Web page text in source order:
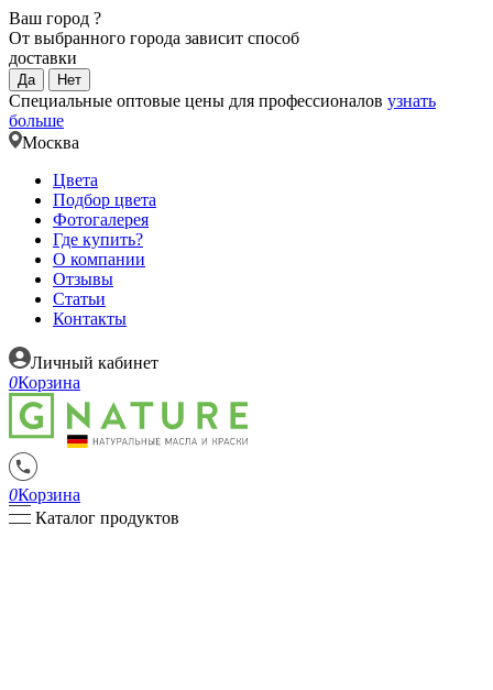
Ваш город ?
От выбранного города зависит способ
доставки
Да Нет
Специальные оптовые цены для профессионалов узнать
больше
Москва
Цвета
Подбор цвета
Фотогалерея
Где купить?
О компании
Отзывы
Статьи
Контакты
Личный кабинет
0Корзина
0Корзина
Каталог продуктов